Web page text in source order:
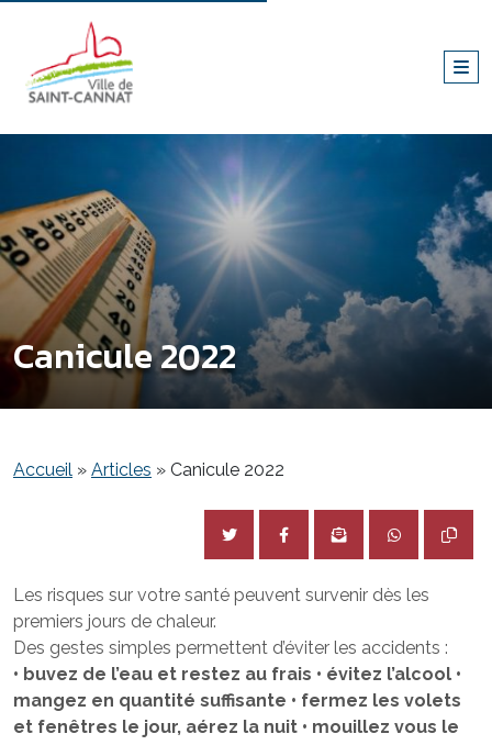
Canicule 2022
Accueil » Articles » Canicule 2022
Les risques sur votre santé peuvent survenir dès les
premiers jours de chaleur.
Des gestes simples permettent d’éviter les accidents :
• buvez de l’eau et restez au frais • évitez l’alcool •
mangez en quantité suffisante • fermez les volets
et fenêtres le jour, aérez la nuit • mouillez vous le